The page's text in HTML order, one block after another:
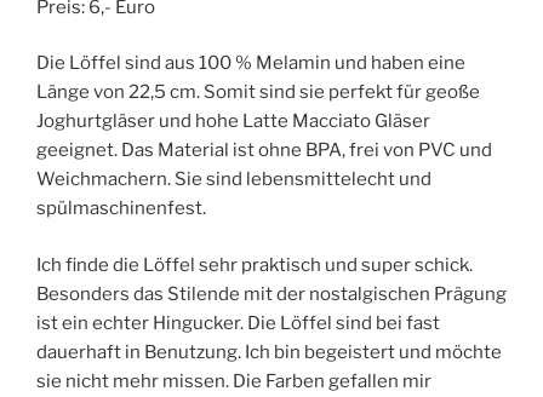
Preis: 6,- Euro
Die Löffel sind aus 100 % Melamin und haben eine
Länge von 22,5 cm. Somit sind sie perfekt für geoße
Joghurtgläser und hohe Latte Macciato Gläser
geeignet. Das Material ist ohne BPA, frei von PVC und
Weichmachern. Sie sind lebensmittelecht und
spülmaschinenfest.
Ich finde die Löffel sehr praktisch und super schick.
Besonders das Stilende mit der nostalgischen Prägung
ist ein echter Hingucker. Die Löffel sind bei fast
dauerhaft in Benutzung. Ich bin begeistert und möchte
sie nicht mehr missen. Die Farben gefallen mir